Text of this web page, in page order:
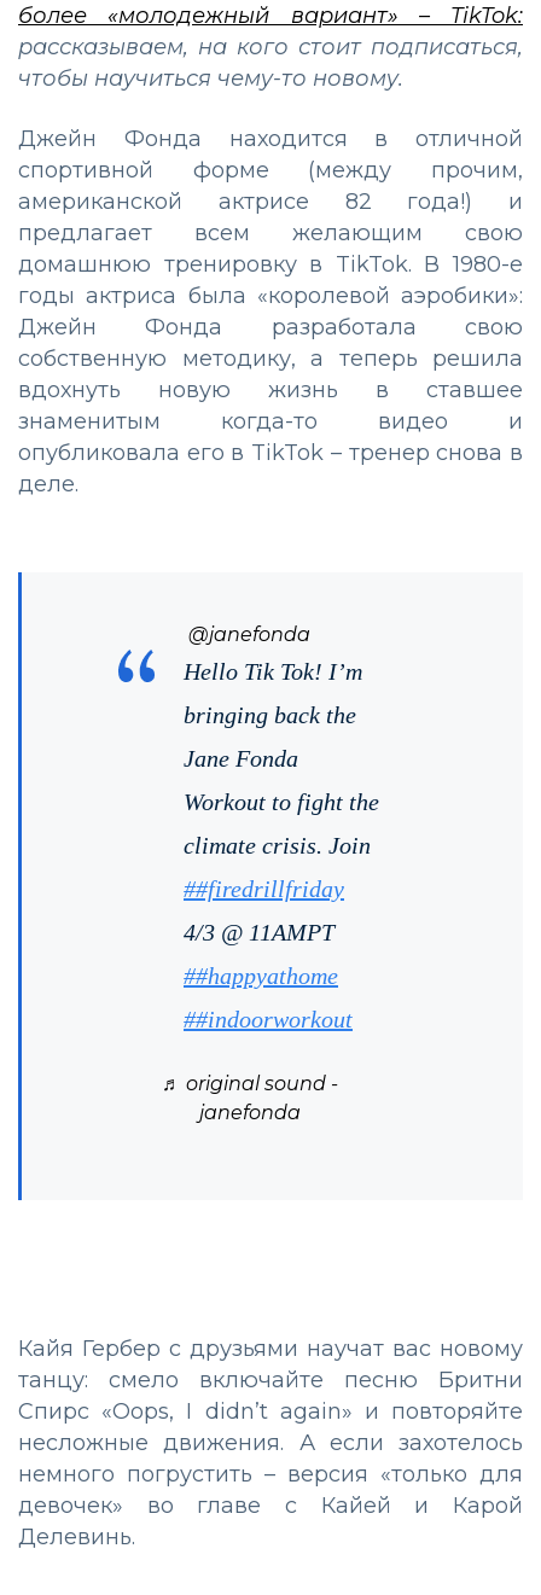
более «молодежный вариант» – TikTok:
рассказываем, на кого стоит подписаться,
чтобы научиться чему-то новому.
Джейн Фонда находится в отличной
спортивной форме (между прочим,
американской актрисе 82 года!) и
предлагает всем желающим свою
домашнюю тренировку в TikTok. В 1980-е
годы актриса была «королевой аэробики»:
Джейн Фонда разработала свою
собственную методику, а теперь решила
вдохнуть новую жизнь в ставшее
знаменитым когда-то видео и
опубликовала его в TikTok – тренер снова в
деле.
@janefonda
Hello Tik Tok! I’m
bringing back the
Jane Fonda
Workout to fight the
climate crisis. Join
##firedrillfriday
4/3 @ 11AMPT
##happyathome
##indoorworkout
♬ original sound -
janefonda
Кайя Гербер с друзьями научат вас новому
танцу: смело включайте песню Бритни
Спирс «Oops, I didn’t again» и повторяйте
несложные движения. А если захотелось
немного погрустить – версия «только для
девочек» во главе с Кайей и Карой
Делевинь.